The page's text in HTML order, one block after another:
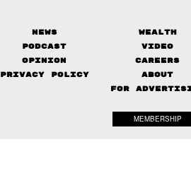
News Wealth
Podcast
Video
Opinion
Careers
Privacy Policy
About
FOR
MEMBERSHIP